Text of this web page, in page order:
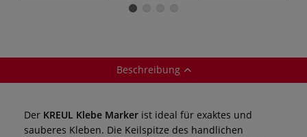
Beschreibung
Der KREUL Klebe Marker ist ideal für exaktes und
sauberes Kleben. Die Keilspitze des handlichen